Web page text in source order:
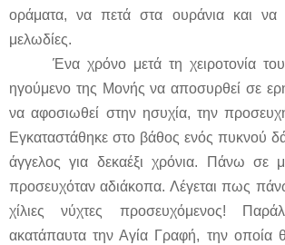
οράματα, να πετά στα ουράνια και να
μελωδίες.
Ένα χρόνο μετά τη χειροτονία του
ηγούμενο της Μονής να αποσυρθεί σε
να αφοσιωθεί στην ησυχία, την
Εγκαταστάθηκε στο βάθος ενός πυκνού
άγγελος για δεκαέξι χρόνια. Πάνω σε
προσευχόταν αδιάκοπα. Λέγεται πως
χίλιες νύχτες προσευχόμενος!
ακατάπαυτα την Αγία Γραφή, την οποία